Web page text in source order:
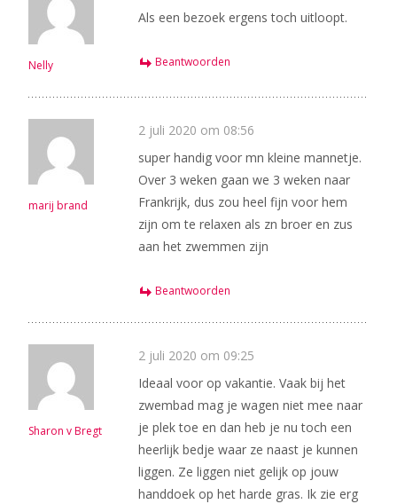
Nelly
Als een bezoek ergens toch uitloopt.
Beantwoorden
marij brand
2 juli 2020 om 08:56
super handig voor mn kleine mannetje.
Over 3 weken gaan we 3 weken naar
Frankrijk, dus zou heel fijn voor hem
zijn om te relaxen als zn broer en zus
aan het zwemmen zijn
Beantwoorden
Sharon v Bregt
2 juli 2020 om 09:25
Ideaal voor op vakantie. Vaak bij het
zwembad mag je wagen niet mee naar
je plek toe en dan heb je nu toch een
heerlijk bedje waar ze naast je kunnen
liggen. Ze liggen niet gelijk op jouw
handdoek op het harde gras. Ik zie erg